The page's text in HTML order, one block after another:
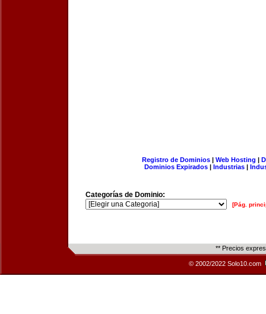
Registro de Dominios| Web Hosting |
Dominios Expirados | Industrias |
Categorías de Dominio:
[Pág.
** Precios
© 2002/2022 Solo10.com